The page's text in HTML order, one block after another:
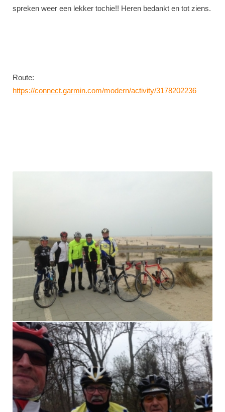
spreken weer een lekker tochie!! Heren bedankt en tot ziens.
Route:
https://connect.garmin.com/modern/activity/3178202236